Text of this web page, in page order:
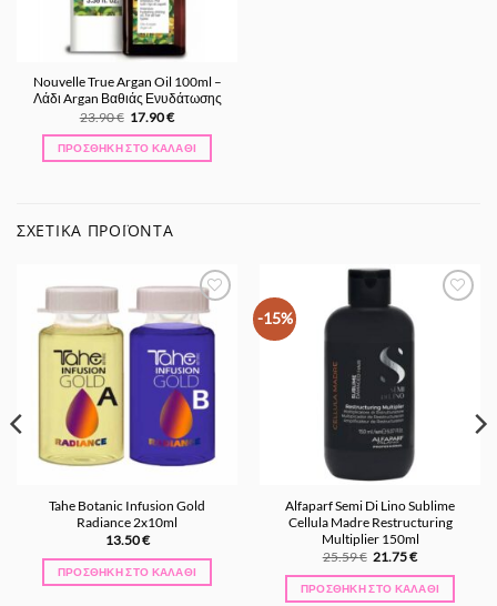
Nouvelle True Argan Oil 100ml –
Λάδι Argan Βαθιάς Ενυδάτωσης
23.90€ Original
was:
23.90 €.
17.90€Η
τιμή
είναι:
ΠΡΟΣΘΉΚΗ ΣΤΟ ΚΑΛΆΘΙ
ΣΧΕΤΙΚΆ ΠΡΟΪΌΝΤΑ
Προσθήκη
στα
Tahe Botanic Infusion Gold
Radiance 2x10ml
13.50€
ΠΡΟΣΘΉΚΗ ΣΤΟ ΚΑΛΆΘΙ
-15%
Αγαπημένα
Alfaparf Semi Di Lino Sublime
Cellula Madre Restructuring
Multiplier 150ml
25.59€ Original
was:
25.59 €.
21.75€Η
τιμή
είναι:
ΠΡΟΣΘΉΚΗ ΣΤΟ ΚΑΛΆΘΙ